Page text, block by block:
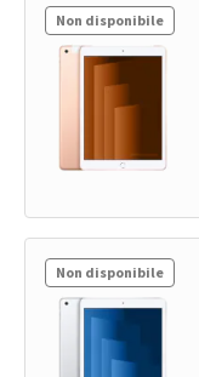
Non disponibile
Non disponibile